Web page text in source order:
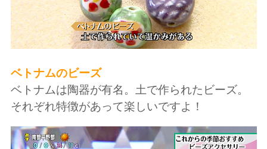
ベトナムのビーズ
ベトナムは陶器が有名。土で作られたビーズ。
それぞれ特徴があって楽しいですよ！